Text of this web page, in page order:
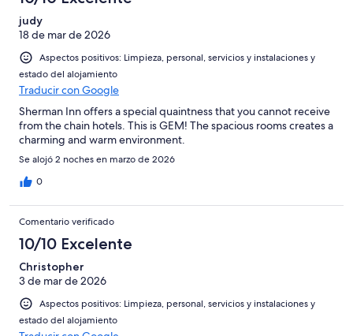
judy
18 de mar de 2026
Aspectos positivos: Limpieza, personal, servicios y instalaciones y
estado del alojamiento
Traducir con Google
Sherman Inn offers a special quaintness that you cannot receive
from the chain hotels. This is GEM! The spacious rooms creates a
charming and warm environment.
Se alojó 2 noches en marzo de 2026
0
Comentario verificado
10/10 Excelente
Christopher
3 de mar de 2026
Aspectos positivos: Limpieza, personal, servicios y instalaciones y
estado del alojamiento